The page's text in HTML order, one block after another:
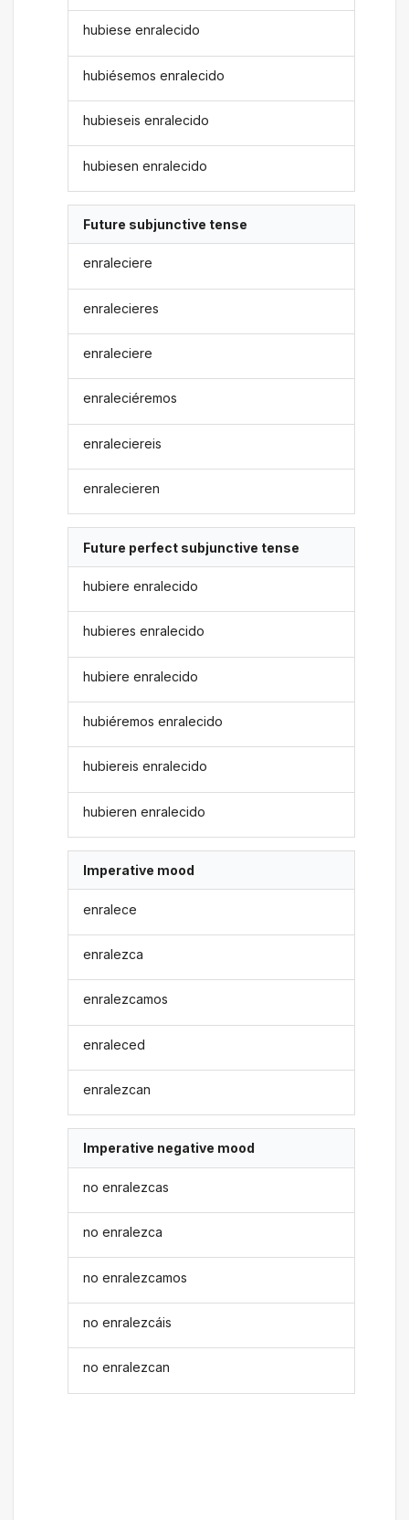
hubiese enralecido
hubiésemos enralecido
hubieseis enralecido
hubiesen enralecido
Future subjunctive tense
enraleciere
enralecieres
enraleciere
enraleciéremos
enraleciereis
enralecieren
Future perfect subjunctive tense
hubiere enralecido
hubieres enralecido
hubiere enralecido
hubiéremos enralecido
hubiereis enralecido
hubieren enralecido
Imperative mood
enralece
enralezca
enralezcamos
enraleced
enralezcan
Imperative negative mood
no enralezcas
no enralezca
no enralezcamos
no enralezcáis
no enralezcan